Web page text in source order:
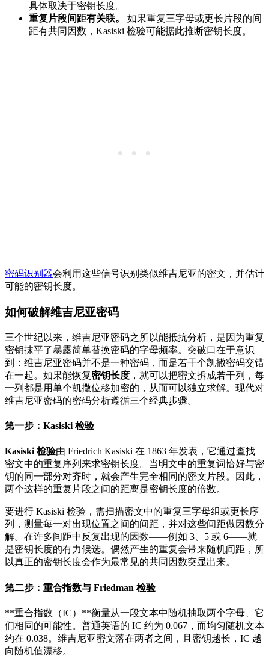
具体取决于密钥长度。
重复片段间距有关联。
如果重复三字母或更长片段的间
距有共同因数，Kasiski 检验可能据此推断密钥长度。
密码识别器会利用这些信号识别类似维吉尼亚的密文，并估计
可能的密钥长度。
如何破解维吉尼亚密码
三个世纪以来，维吉尼亚密码之所以能抵抗分析，是因为重复
密钥抹平了暴露简单替换密码的字母频率。突破口在于意识
到：维吉尼亚密码并不是一种密码，而是若干个凯撒密码交错
在一起。如果能恢复密钥长度 ，就可以把密文拆成若干列，每
一列都是用单个凯撒位移加密的，从而可以独立求解。现代对
维吉尼亚密码的密码分析遵循三个经典步骤。
第一步：Kasiski 检验
Kasiski 检验由 Friedrich Kasiski 在 1863 年发表，它通过查找
密文中的重复序列来求密钥长度。当明文中的重复词恰好与密
钥的同一部分对齐时，就会产生完全相同的密文片段。因此，
两个这样的重复片段之间的距离是密钥长度的倍数。
要进行 Kasiski 检验，需扫描密文中的重复三字母组或更长序
列，测量每一对出现位置之间的间距，并对这些间距做因数分
解。在许多间距中反复出现的因数——例如 3、5 或 6——就
是密钥长度的有力候选。偶然产生的重复会带来随机间距，所
以真正的密钥长度会作为最常见的共同因数突显出来。
第二步：重合指数与 Friedman 检验
**重合指数（IC）**衡量从一段文本中随机抽取两个字母、它
们相同的可能性。普通英语的 IC 约为 0.067，而均匀随机文本
约在 0.038。维吉尼亚密文落在两者之间，且密钥越长，IC 越
向随机值漂移。